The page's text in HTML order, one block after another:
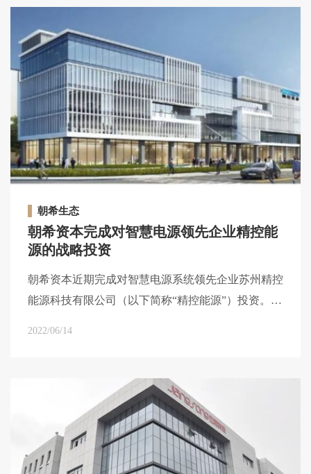
朝希生态
朝希资本完成对智慧电源领先企业精控能
源的战略投资
朝希资本近期完成对智慧电源系统领先企业苏州精控
能源科技有限公司（以下简称“精控能源”）投资。本
2022/06/14